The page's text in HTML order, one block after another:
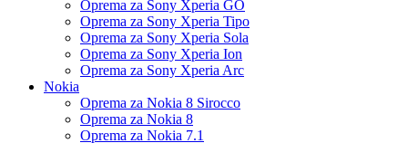
Oprema za Sony Xperia GO
Oprema za Sony Xperia Tipo
Oprema za Sony Xperia Sola
Oprema za Sony Xperia Ion
Oprema za Sony Xperia Arc
Nokia
Oprema za Nokia 8 Sirocco
Oprema za Nokia 8
Oprema za Nokia 7.1